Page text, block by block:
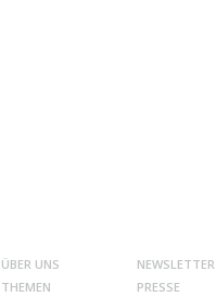
ÜBER UNS
THEMEN
NEWSLETTER
PRESSE